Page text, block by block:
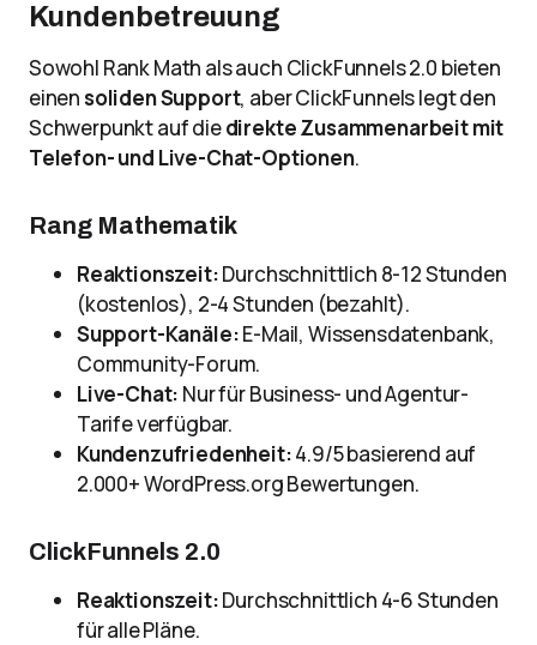
Kundenbetreuung
Sowohl Rank Math als auch ClickFunnels 2.0 bieten
einensoliden Support, aber ClickFunnels legt den
Schwerpunkt auf diedirekte Zusammenarbeit mit
Telefon- und Live-Chat-Optionen.
Rang Mathematik
Reaktionszeit:Durchschnittlich 8-12 Stunden
(kostenlos), 2-4 Stunden (bezahlt).
Support-Kanäle:E-Mail, Wissensdatenbank,
Community-Forum.
Live-Chat: Nur für Business- und Agentur-
Tarife verfügbar.
Kundenzufriedenheit:4.9/5 basierend auf
2.000+ WordPress.org Bewertungen.
ClickFunnels 2.0
Reaktionszeit:Durchschnittlich 4-6 Stunden
für alle Pläne.